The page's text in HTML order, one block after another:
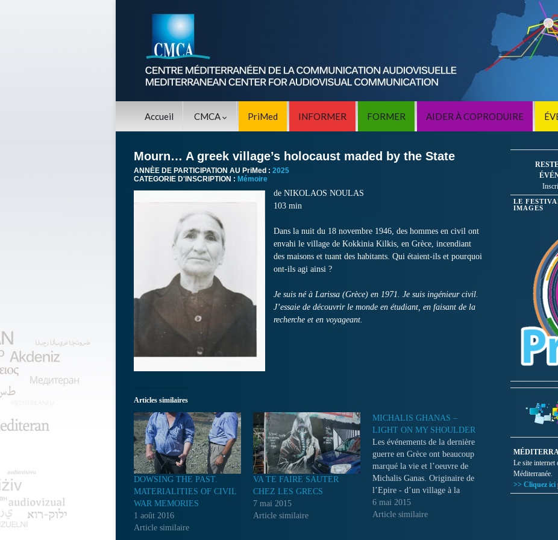
Accueil CMCA PriMed INFORMER FORMER AIDER À COPRODUIRE
Mourn… A greek village’s holocaust maded by the State
ANNÈE DE PARTICIPATION AU PriMed : 2025
CATEGORIE D'INSCRIPTION : Mémoire
de NIKOLAOS NOULAS
103 min
Dans la nuit du 18 novembre 1946, des hommes en civil ont
envahi le village de Kokkinia Kilkis, en Grèce, incendiant
des maisons et tuant des habitants. Qui étaient-ils et pourquoi
ont-ils agi ainsi ?
Je suis né à Larissa (Grèce) en 1971. Je suis ingénieur civil.
J’essaie de découvrir le monde en étudiant, en faisant de la
recherche et en voyageant.
Articles similaires
DOWSING THE PAST.
MATERIALITIES OF CIVIL
WAR MEMORIES
1 août 2016
Article similaire
VA TE FAIRE SAUTER
CHEZ LES GRECS
7 mai 2015
Article similaire
MICHALIS GHANAS –
LIGHT ON MY SHOULDER
Les événements de la dernière
guerre en Grèce ont beaucoup
marqué la vie et l’oeuvre de
Michalis Ganas. Originaire de
l’Epire - d’un village à la
frontière de l’Albanie - il a
vécu son enfance dans la
6 mai 2015
Article similaire
LE
IMAGES
Le site internet
Méditerranée.
>> Cliquez ici